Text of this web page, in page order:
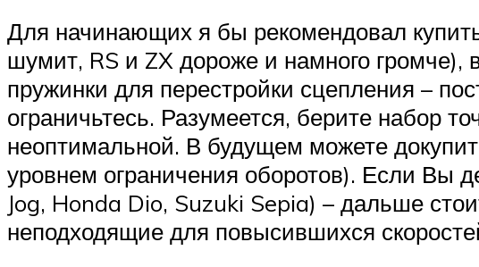
Для начинающих я бы рекомендовал
шумит, RS и ZX дороже и намного громче),
пружинки для перестройки сцепления –
ограничьтесь. Разумеется, берите набор
неоптимальной. В будущем можете
уровнем ограничения оборотов). Если Вы
Jog, Honda Dio, Suzuki Sepia) – дальше
неподходящие для повысившихся